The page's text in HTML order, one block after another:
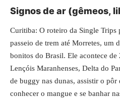
Signos de ar (gêmeos,
Curitiba: O roteiro da Single Trips
passeio de trem até Morretes, um
bonitos do Brasil. Ele acontece de
Lençóis Maranhenses, Delta do
de buggy nas dunas, assistir o
conhecer o mangue e se banhar